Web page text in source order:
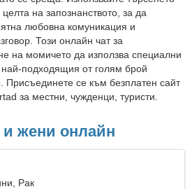
на запознанството, за да
любовна комуникация и
Този онлайн чат за
на момичето да използва специални
подходящия от голям брой
Присъединете се към безплатен сайт
за местни, чужденци, туристи.
жени онлайн
Рак